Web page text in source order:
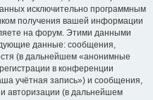
исключительно программным
получения вашей информации
на форум. Этими данными
данные: сообщения,
(в дальнейшем «анонимные
в конференции
учётная запись») и сообщения,
авторизации (в дальнейшем